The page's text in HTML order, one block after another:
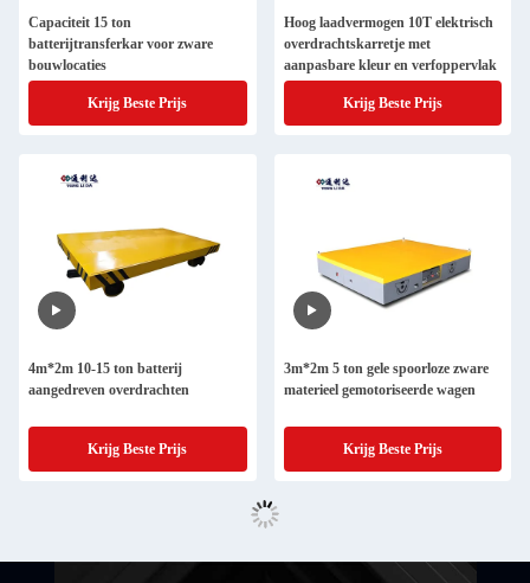
Capaciteit 15 ton
batterijtransferkar voor zware
bouwlocaties
Krijg Beste Prijs
Hoog laadvermogen 10T elektrisch
overdrachtskarretje met
aanpasbare kleur en verfoppervlak
Krijg Beste Prijs
4m*2m 10-15 ton batterij
aangedreven overdrachten
Krijg Beste Prijs
3m*2m 5 ton gele spoorloze zware
materieel gemotoriseerde wagen
Krijg Beste Prijs